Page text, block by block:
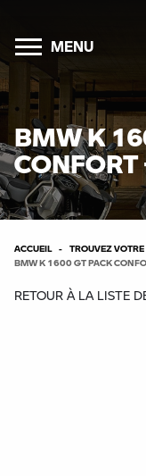
MENU
BMW K
CONFORT
ACCUEIL
TROUVEZ
BMW K 1600 GT PACK
RETOUR À LA LISTE